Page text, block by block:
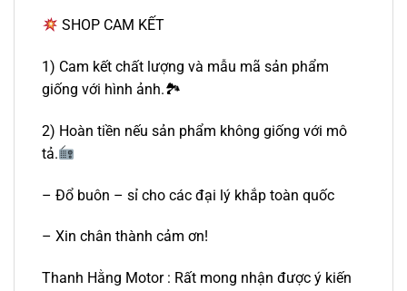
SHOP CAM KẾT
1) Cam kết chất lượng và mẫu mã sản phẩm
giống với hình ảnh.🏞
2) Hoàn tiền nếu sản phẩm không giống với mô
tả.
– Đổ buôn – sỉ cho các đại lý khắp toàn quốc
– Xin chân thành cảm ơn!
Thanh Hằng Motor : Rất mong nhận được ý kiến